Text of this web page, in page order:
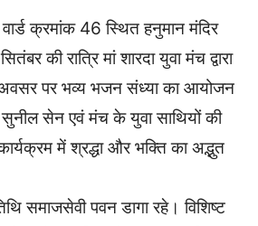
क्रमांक 46 स्थित हनुमान मंदिर
की रात्रि मां शारदा युवा मंच द्वारा
अवसर पर भव्य भजन संध्या का आयोजन
सेन एवं मंच के युवा साथियों की
में श्रद्धा और भक्ति का अद्भुत
समाजसेवी पवन डागा रहे। विशिष्ट